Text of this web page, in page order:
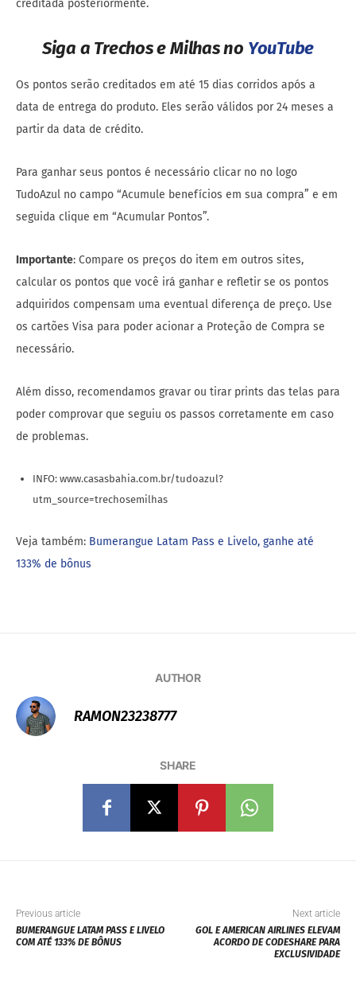
creditada posteriormente.
Siga a Trechos e Milhas no YouTube
Os pontos serão creditados em até 15 dias corridos após a
data de entrega do produto. Eles serão válidos por 24 meses a
partir da data de crédito.
Para ganhar seus pontos é necessário clicar no no logo
TudoAzul no campo “Acumule benefícios em sua compra” e em
seguida clique em “Acumular Pontos”.
Importante: Compare os preços do item em outros sites,
calcular os pontos que você irá ganhar e refletir se os pontos
adquiridos compensam uma eventual diferença de preço. Use
os cartões Visa para poder acionar a Proteção de Compra se
necessário.
Além disso, recomendamos gravar ou tirar prints das telas para
poder comprovar que seguiu os passos corretamente em caso
de problemas.
INFO: www.casasbahia.com.br/tudoazul?
utm_source=trechosemilhas
Veja também: Bumerangue Latam Pass e Livelo, ganhe até
133% de bônus
AUTHOR
RAMON23238777
SHARE
Previous article
BUMERANGUE LATAM PASS E LIVELO
COM ATÉ 133% DE BÔNUS
Next article
GOL E AMERICAN AIRLINES ELEVAM
ACORDO DE CODESHARE PARA
EXCLUSIVIDADE